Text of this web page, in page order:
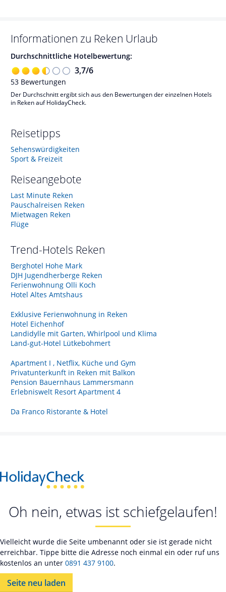
Informationen zu Reken Urlaub
Durchschnittliche Hotelbewertung:
3,7/6
53 Bewertungen
Der Durchschnitt ergibt sich aus den Bewertungen der einzelnen Hotels
in Reken auf HolidayCheck.
Reisetipps
Sehenswürdigkeiten
Sport & Freizeit
Reiseangebote
Last Minute Reken
Pauschalreisen Reken
Mietwagen Reken
Flüge
Trend-Hotels Reken
Berghotel Hohe Mark
DJH Jugendherberge Reken
Ferienwohnung Olli Koch
Hotel Altes Amtshaus
Exklusive Ferienwohnung in Reken
Hotel Eichenhof
Landidylle mit Garten, Whirlpool und Klima
Land-gut-Hotel Lütkebohmert
Apartment I , Netflix, Küche und Gym
Privatunterkunft in Reken mit Balkon
Pension Bauernhaus Lammersmann
Erlebniswelt Resort Apartment 4
Da Franco Ristorante & Hotel
Oh nein, etwas ist schiefgelaufen!
Vielleicht wurde die Seite umbenannt oder sie ist gerade nicht
erreichbar. Tippe bitte die Adresse noch einmal ein oder ruf uns
kostenlos an unter 0891 437 9100.
Seite neu laden